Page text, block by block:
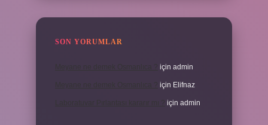
SON YORUMLAR
için admin
için Elifnaz
için admin